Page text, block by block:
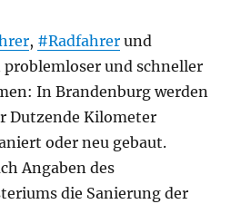
, #Radfahrer und
problemloser und schneller
In Brandenburg werden
Dutzende Kilometer
oder neu gebaut.
Angaben des
die Sanierung der